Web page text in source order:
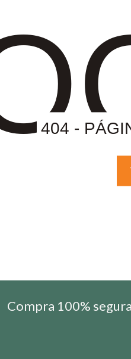
404 -
Compra 100% segura